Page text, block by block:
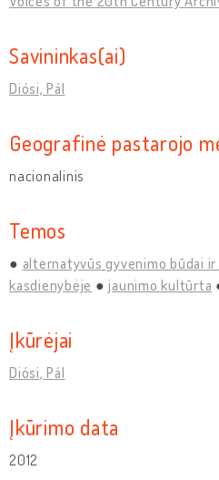
Savininkas(ai)
Diósi, Pál
Geografinė pastarojo
nacionalinis
Temos
alternatyvūs gyvenimo būdai
kasdienybėje
jaunimo kultūrta
Įkūrėjai
Diósi, Pál
Įkūrimo data
2012